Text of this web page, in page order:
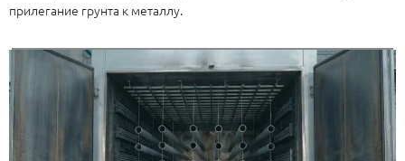
прилегание грунта к металлу.